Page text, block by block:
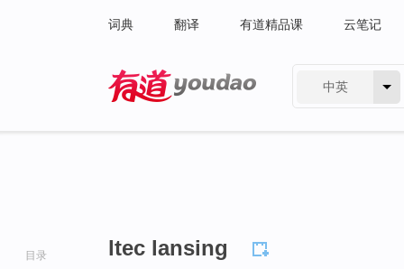
词典 翻译 有道精品课 云笔记
中英
目录 ltec lansing